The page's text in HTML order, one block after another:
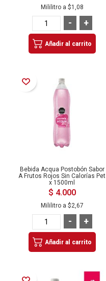
Mililitro a $1,08
+
-
Añadir al carrito
Añadir a la Lista de Deseos
Bebida Acqua Postobón Sabor
A Frutos Rojos Sin Calorías Pet
x 1500ml
$ 4.000
Mililitro a $2,67
+
-
Añadir al carrito
Añadir a la Lista de Deseos